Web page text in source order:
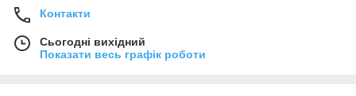
Контакти
Сьогодні вихідний
Показати весь графік роботи